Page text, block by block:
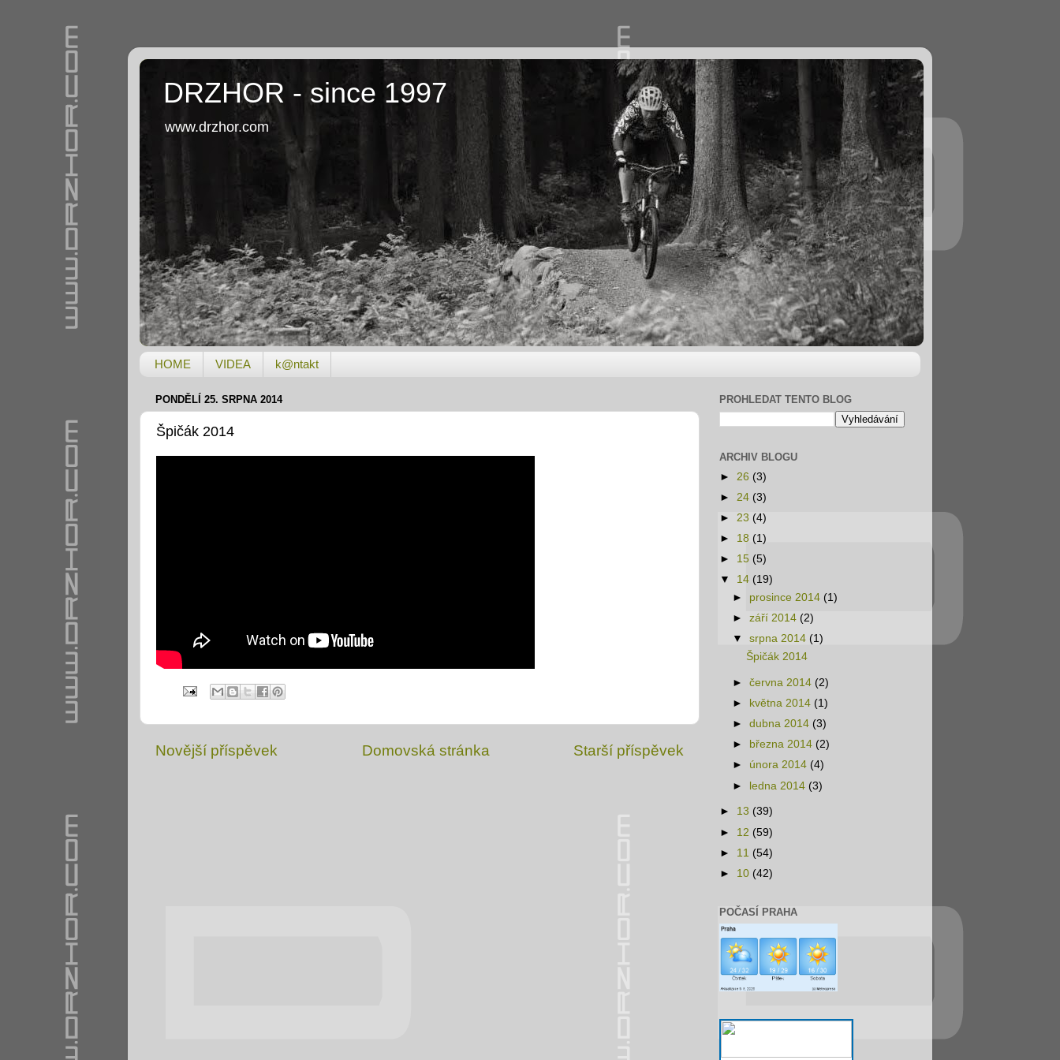
DRZHOR - since 1997
www.drzhor.com
HOME VIDEA k@ntakt
PONDĚLÍ 25. SRPNA 2014
Špičák 2014
Novější příspěvek Starší příspěvek
Domovská stránka
PROHLEDAT TENTO BLOG
ARCHIV BLOGU
► 26 (3)
► 24 (3)
► 23 (4)
► 18 (1)
► 15 (5)
▼ 14 (19)
► prosince 2014 (1)
►září 2014 (2)
▼srpna 2014 (1)
Špičák 2014
►června 2014 (2)
►
května 2014 (1)
►dubna 2014 (3)
►
března 2014 (2)
► února 2014 (4)
► ledna 2014 (3)
► 13 (39)
► 12 (59)
► 11 (54)
► 10 (42)
POČASÍ PRAHA